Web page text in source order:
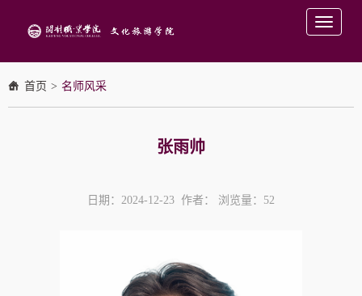
Toggle
首页 > 名师风采
张雨帅
日期：2024-12-23 作者： 浏览量： 52